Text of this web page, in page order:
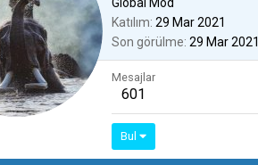
Global Mod
Katılım 29 Mar 2021
Son görülme 29 Mar 2021
Mesajlar
601
Bul